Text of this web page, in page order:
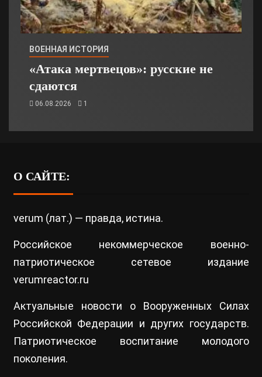
ВОЕННАЯ ИСТОРИЯ
«Атака мертвецов»: русские не
сдаются
06.08.2026 1
О САЙТЕ:
verum (лат.) — правда, истина.
Российское некоммерческое военно-
патриотическое сетевое издание
verumreactor.ru
Актуальные новости о Вооруженных Силах
Российской Федерации и других государств.
Патриотическое воспитание молодого
поколения.